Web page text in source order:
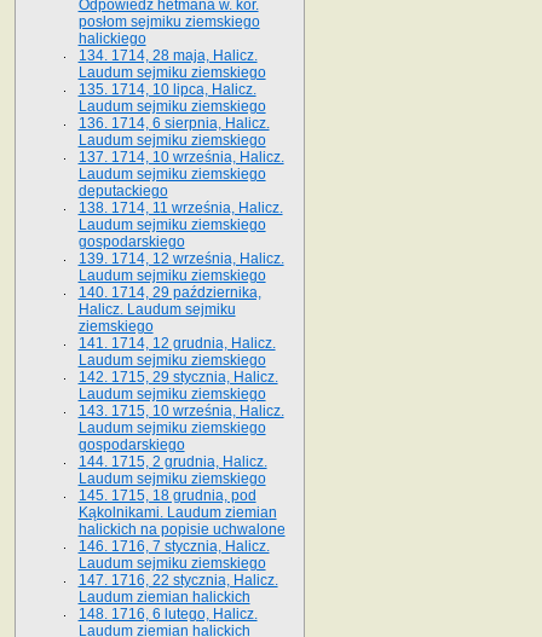
Odpowiedź hetmana w. kor.
posłom sejmiku ziemskiego
halickiego
134. 1714, 28 maja, Halicz.
Laudum sejmiku ziemskiego
135. 1714, 10 lipca, Halicz.
Laudum sejmiku ziemskiego
136. 1714, 6 sierpnia, Halicz.
Laudum sejmiku ziemskiego
137. 1714, 10 września, Halicz.
Laudum sejmiku ziemskiego
deputackiego
138. 1714, 11 września, Halicz.
Laudum sejmiku ziemskiego
gospodarskiego
139. 1714, 12 września, Halicz.
Laudum sejmiku ziemskiego
140. 1714, 29 października,
Halicz. Laudum sejmiku
ziemskiego
141. 1714, 12 grudnia, Halicz.
Laudum sejmiku ziemskiego
142. 1715, 29 stycznia, Halicz.
Laudum sejmiku ziemskiego
143. 1715, 10 września, Halicz.
Laudum sejmiku ziemskiego
gospodarskiego
144. 1715, 2 grudnia, Halicz.
Laudum sejmiku ziemskiego
145. 1715, 18 grudnia, pod
Kąkolnikami. Laudum ziemian
halickich na popisie uchwalone
146. 1716, 7 stycznia, Halicz.
Laudum sejmiku ziemskiego
147. 1716, 22 stycznia, Halicz.
Laudum ziemian halickich
148. 1716, 6 lutego, Halicz.
Laudum ziemian halickich